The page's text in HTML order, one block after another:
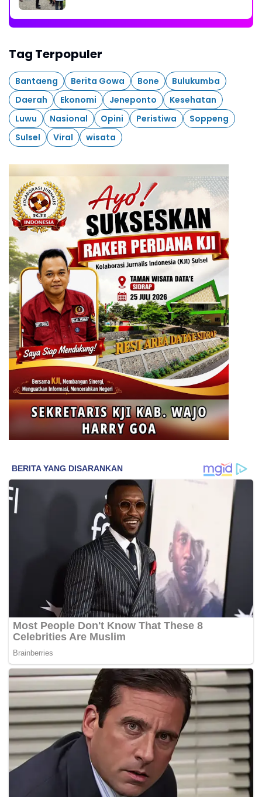
Tag Terpopuler
Bantaeng Berita Gowa Bone
Bulukumba
Daerah
Ekonomi Jeneponto
Kesehatan
Luwu
Nasional Opini Peristiwa
Soppeng
Sulsel
Viral wisata